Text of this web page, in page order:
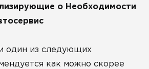
о Необходимости
один из следующих
как можно скорее